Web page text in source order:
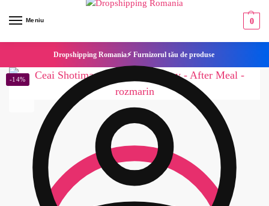
Meniu 0
Dropshipping Romania⚡ Furnizorul tău de produse
-14%